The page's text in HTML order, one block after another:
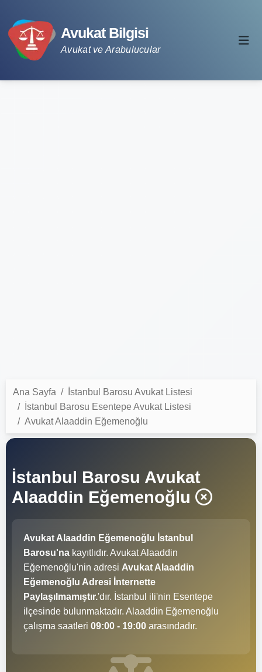
Avukat Bilgisi
Avukat ve Arabulucular
Ana Sayfa
İstanbul Barosu Avukat Listesi
İstanbul Barosu Esentepe Avukat Listesi
Avukat Alaaddin Eğemenoğlu
İstanbul Barosu Avukat
Alaaddin Eğemenoğlu
Avukat Alaaddin Eğemenoğlu İstanbul
Barosu'na kayıtlıdır. Avukat Alaaddin
Eğemenoğlu'nin adresi Avukat Alaaddin
Eğemenoğlu Adresi İnternette
Paylaşılmamıştır.'dır. İstanbul ili'nin Esentepe
ilçesinde bulunmaktadır. Alaaddin Eğemenoğlu
çalışma saatleri 09:00 - 19:00 arasındadır.